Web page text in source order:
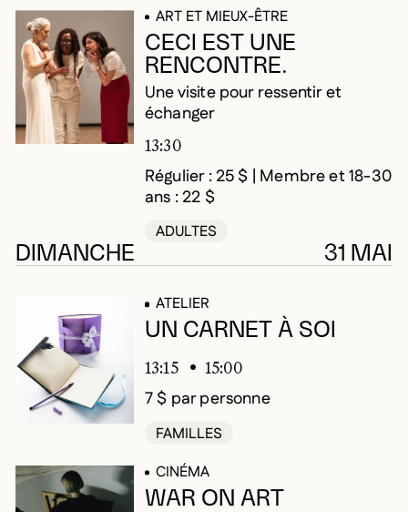
ART ET MIEUX-ÊTRE
CECI EST UNE
RENCONTRE.
Une visite pour ressentir et
échanger
13:30
Régulier : 25 $ | Membre et 18-30
ans : 22 $
ADULTES
DIMANCHE 31 MAI
ATELIER
UN CARNET À SOI
13:15 15:00
7 $ par personne
FAMILLES
CINÉMA
WAR ON ART